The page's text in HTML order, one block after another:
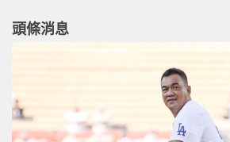
頭條消息